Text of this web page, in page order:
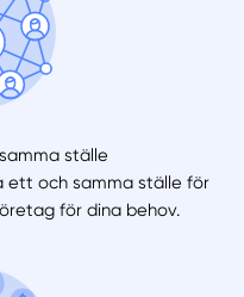
ställe
ett och samma ställe för
för dina behov.